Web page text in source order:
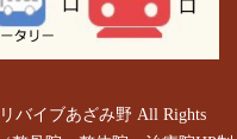
バイブあざみ野 All Rights